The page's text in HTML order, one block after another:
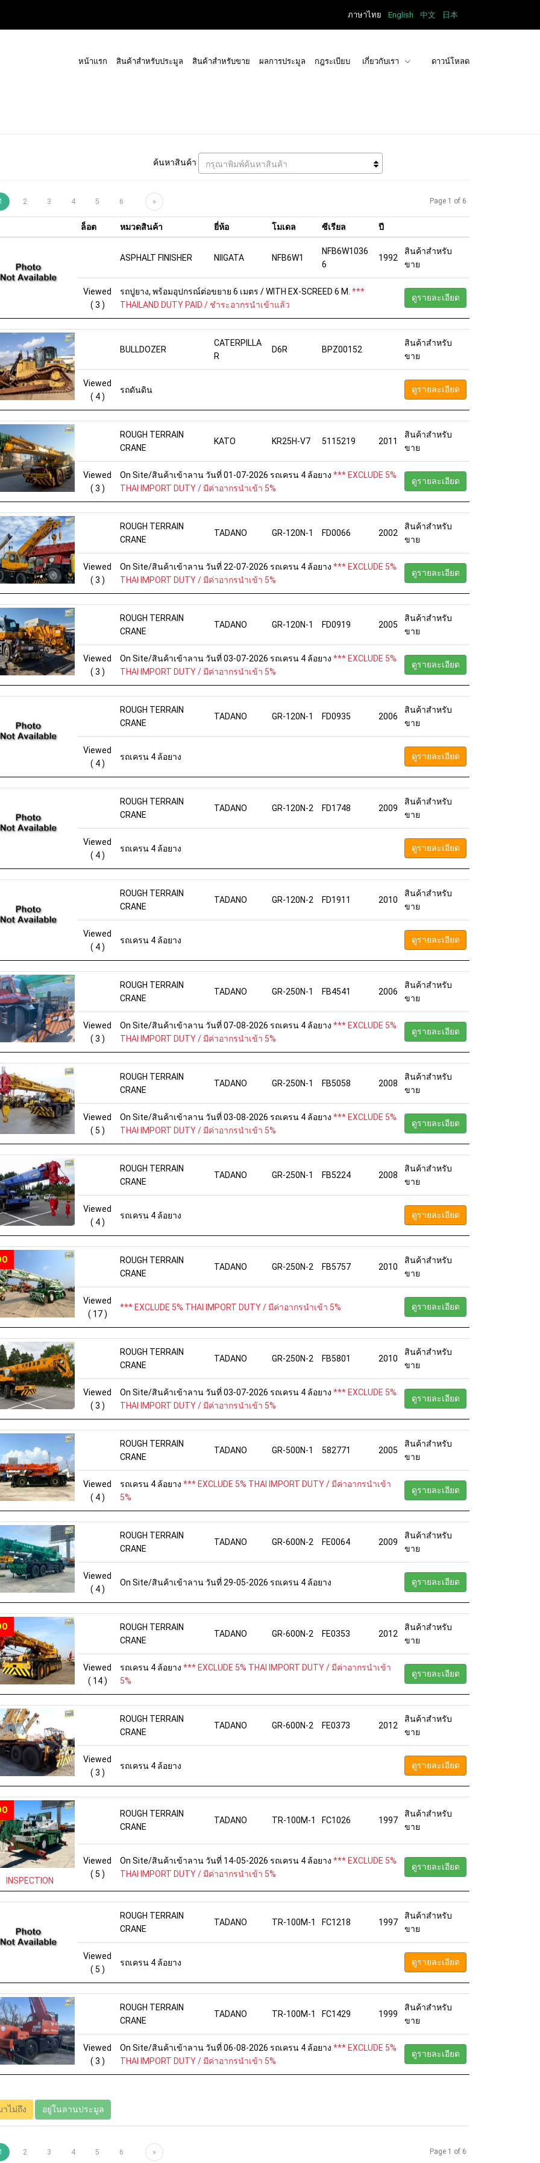
ภาษาไทย English 中文 日本
หน้าแรก สินค้าสำหรับประมูล สินค้าสำหรับขาย ผลการประมูล กฎระเบียบ เกี่ยวกับเรา ดาวน์โหลด
ค้นหาสินค้า กรุณาพิมพ์ค้นหาสินค้า
2 3 4 5 6 » Page 1 of 6
ล็อต หมวดสินค้า ยี่ห้อ โมเดล ซีเรียล ปี
ASPHALT FINISHER NIIGATA NFB6W1
NFB6W1036
6
1992
สินค้าสำหรับ
ขาย
Viewed
( 3 )
รถปูยาง, พร้อมอุปกรณ์ต่อขยาย 6 เมตร / WITH EX-SCREED 6 M. ***
THAILAND DUTY PAID / ชำระอากรนำเข้าแล้ว
ดูรายละเอียด
BULLDOZER
CATERPILLA
R
D6R BPZ00152
สินค้าสำหรับ
ขาย
Viewed
( 4 )
รถดันดิน ดูรายละเอียด
ROUGH TERRAIN
CRANE
KATO KR25H-V7 5115219 2011
สินค้าสำหรับ
ขาย
Viewed
( 3 )
On Site/สินค้าเข้าลาน วันที่ 01-07-2026 รถเครน 4 ล้อยาง *** EXCLUDE 5%
THAI IMPORT DUTY / มีค่าอากรนำเข้า 5%
ดูรายละเอียด
ROUGH TERRAIN
CRANE
TADANO GR-120N-1 FD0066 2002
สินค้าสำหรับ
ขาย
Viewed
( 3 )
On Site/สินค้าเข้าลาน วันที่ 22-07-2026 รถเครน 4 ล้อยาง *** EXCLUDE 5%
THAI IMPORT DUTY / มีค่าอากรนำเข้า 5%
ดูรายละเอียด
ROUGH TERRAIN
CRANE
TADANO GR-120N-1 FD0919 2005
สินค้าสำหรับ
ขาย
Viewed
( 3 )
On Site/สินค้าเข้าลาน วันที่ 03-07-2026 รถเครน 4 ล้อยาง *** EXCLUDE 5%
THAI IMPORT DUTY / มีค่าอากรนำเข้า 5%
ดูรายละเอียด
ROUGH TERRAIN
CRANE
TADANO GR-120N-1 FD0935 2006
สินค้าสำหรับ
ขาย
Viewed
( 4 )
รถเครน 4 ล้อยาง ดูรายละเอียด
ROUGH TERRAIN
CRANE
TADANO GR-120N-2 FD1748 2009
สินค้าสำหรับ
ขาย
Viewed
( 4 )
รถเครน 4 ล้อยาง ดูรายละเอียด
ROUGH TERRAIN
CRANE
TADANO GR-120N-2 FD1911 2010
สินค้าสำหรับ
ขาย
Viewed
( 4 )
รถเครน 4 ล้อยาง ดูรายละเอียด
ROUGH TERRAIN
CRANE
TADANO GR-250N-1 FB4541 2006
สินค้าสำหรับ
ขาย
Viewed
( 3 )
On Site/สินค้าเข้าลาน วันที่ 07-08-2026 รถเครน 4 ล้อยาง *** EXCLUDE 5%
THAI IMPORT DUTY / มีค่าอากรนำเข้า 5%
ดูรายละเอียด
ROUGH TERRAIN
CRANE
TADANO GR-250N-1 FB5058 2008
สินค้าสำหรับ
ขาย
Viewed
( 5 )
On Site/สินค้าเข้าลาน วันที่ 03-08-2026 รถเครน 4 ล้อยาง *** EXCLUDE 5%
THAI IMPORT DUTY / มีค่าอากรนำเข้า 5%
ดูรายละเอียด
ROUGH TERRAIN
CRANE
TADANO GR-250N-1 FB5224 2008
สินค้าสำหรับ
ขาย
Viewed
( 4 )
รถเครน 4 ล้อยาง ดูรายละเอียด
ROUGH TERRAIN
CRANE
TADANO GR-250N-2 FB5757 2010
สินค้าสำหรับ
ขาย
Viewed
( 17 )
*** EXCLUDE 5% THAI IMPORT DUTY / มีค่าอากรนำเข้า 5% ดูรายละเอียด
ROUGH TERRAIN
CRANE
TADANO GR-250N-2 FB5801 2010
สินค้าสำหรับ
ขาย
Viewed
( 3 )
On Site/สินค้าเข้าลาน วันที่ 03-07-2026 รถเครน 4 ล้อยาง *** EXCLUDE 5%
THAI IMPORT DUTY / มีค่าอากรนำเข้า 5%
ดูรายละเอียด
ROUGH TERRAIN
CRANE
TADANO GR-500N-1 582771 2005
สินค้าสำหรับ
ขาย
Viewed
( 4 )
รถเครน 4 ล้อยาง *** EXCLUDE 5% THAI IMPORT DUTY / มีค่าอากรนำเข้า
5%
ดูรายละเอียด
ROUGH TERRAIN
CRANE
TADANO GR-600N-2 FE0064 2009
สินค้าสำหรับ
ขาย
Viewed
( 4 )
On Site/สินค้าเข้าลาน วันที่ 29-05-2026 รถเครน 4 ล้อยาง ดูรายละเอียด
ROUGH TERRAIN
CRANE
TADANO GR-600N-2 FE0353 2012
สินค้าสำหรับ
ขาย
Viewed
( 14 )
รถเครน 4 ล้อยาง *** EXCLUDE 5% THAI IMPORT DUTY / มีค่าอากรนำเข้า
5%
ดูรายละเอียด
ROUGH TERRAIN
CRANE
TADANO GR-600N-2 FE0373 2012
สินค้าสำหรับ
ขาย
Viewed
( 3 )
รถเครน 4 ล้อยาง ดูรายละเอียด
INSPECTION
ROUGH TERRAIN
CRANE
TADANO TR-100M-1 FC1026 1997
สินค้าสำหรับ
ขาย
Viewed
( 5 )
On Site/สินค้าเข้าลาน วันที่ 14-05-2026 รถเครน 4 ล้อยาง *** EXCLUDE 5%
THAI IMPORT DUTY / มีค่าอากรนำเข้า 5%
ดูรายละเอียด
ROUGH TERRAIN
CRANE
TADANO TR-100M-1 FC1218 1997
สินค้าสำหรับ
ขาย
Viewed
( 5 )
รถเครน 4 ล้อยาง ดูรายละเอียด
ROUGH TERRAIN
CRANE
TADANO TR-100M-1 FC1429 1999
สินค้าสำหรับ
ขาย
Viewed
( 3 )
On Site/สินค้าเข้าลาน วันที่ 06-08-2026 รถเครน 4 ล้อยาง *** EXCLUDE 5%
THAI IMPORT DUTY / มีค่าอากรนำเข้า 5%
ดูรายละเอียด
าไม่ถึง อยู่ในลานประมูล
2 3 4 5 6 » Page 1 of 6